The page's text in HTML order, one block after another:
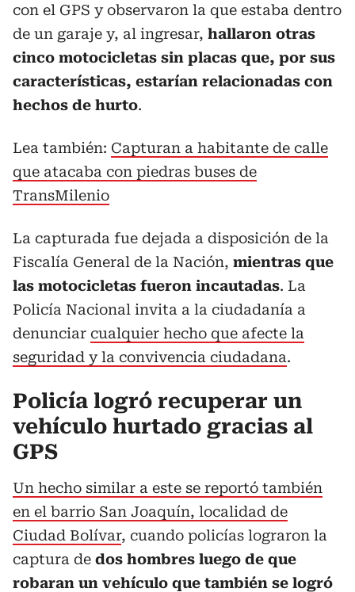
con el GPS y observaron la que estaba dentro
de un garaje y, al ingresar, hallaron otras
cinco motocicletas sin placas que, por sus
características, estarían relacionadas con
hechos de hurto.
Lea también: Capturan a habitante de calle
que atacaba con piedras buses de
TransMilenio
La capturada fue dejada a disposición de la
Fiscalía General de la Nación, mientras que
las motocicletas fueron incautadas. La
Policía Nacional invita a la ciudadanía a
denunciar cualquier hecho que afecte la
seguridad y la convivencia ciudadana.
Policía logró recuperar un
vehículo hurtado gracias al
GPS
Un hecho similar a este se reportó también
en el barrio San Joaquín, localidad de
Ciudad Bolívar, cuando policías lograron la
captura de dos hombres luego de que
robaran un vehículo que también se logró